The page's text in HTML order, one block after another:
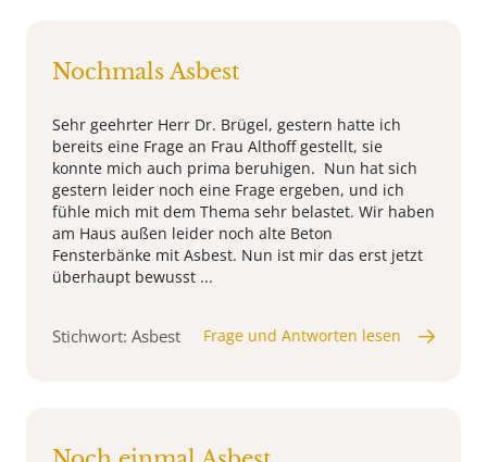
Nochmals Asbest
Sehr geehrter Herr Dr. Brügel, gestern hatte ich
bereits eine Frage an Frau Althoff gestellt, sie
konnte mich auch prima beruhigen. Nun hat sich
gestern leider noch eine Frage ergeben, und ich
fühle mich mit dem Thema sehr belastet. Wir haben
am Haus außen leider noch alte Beton
Fensterbänke mit Asbest. Nun ist mir das erst jetzt
überhaupt bewusst ...
Stichwort: Asbest Frage und Antworten lesen